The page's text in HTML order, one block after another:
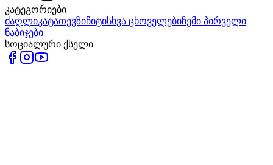
კატეგორიები
ძაღლიკატათევზიჩიტისხვა ცხოველებიჩემი პირველი
ნაბიჯები
სოციალური ქსელი